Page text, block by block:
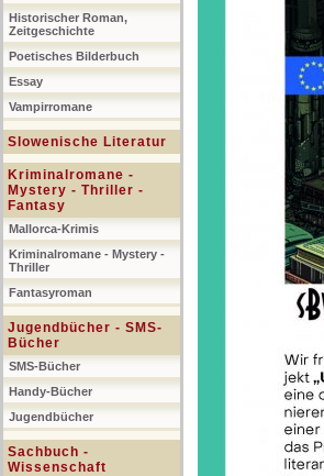
Historischer Roman,
Zeitgeschichte
Poetisches Bilderbuch
Essay
Vampirromane
Slowenische Literatur
Kriminalromane -
Mystery - Thriller -
Fantasy
Mallorca-Krimis
Kriminalromane - Mystery -
Thriller
Fantasyroman
Jugendbücher - SMS-
Bücher
SMS-Bücher
Handy-Bücher
Jugendbücher
Sachbuch -
Wissenschaft